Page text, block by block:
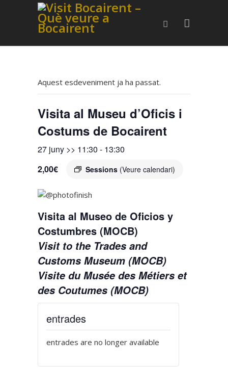
Aquest esdeveniment ja ha passat.
Visita al Museu d’Oficis i
Costums de Bocairent
27 juny >> 11:30 - 13:30
Sessions (Veure calendari)
2,00€
Visita al Museo de Oficios y
Costumbres (MOCB)
Visit to the Trades and
Customs Museum (MOCB)
Visite du Musée des Métiers et
des Coutumes (MOCB)
entrades
entrades are no longer available